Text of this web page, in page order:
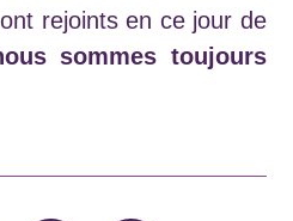
rejoints en ce jour de
sommes toujours